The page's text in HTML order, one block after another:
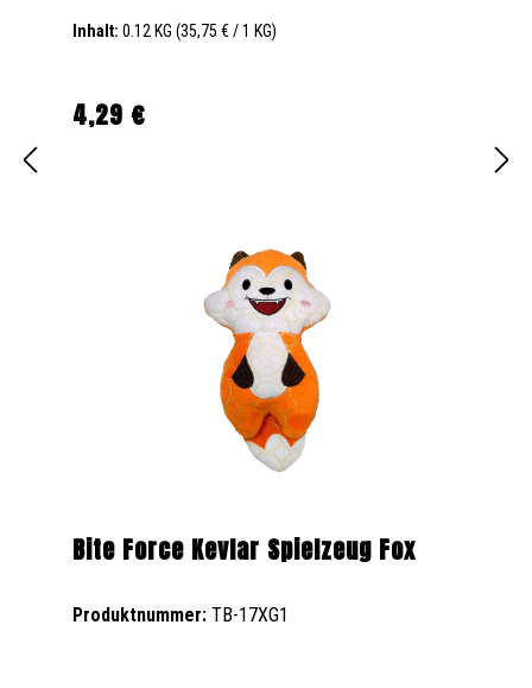
Inhalt: 0.12 KG (35,75 € / 1 KG)
Regulärer Preis:
4,29 €
Bite Force Kevlar Spielzeug Fox
Produktnummer: TB-17XG1